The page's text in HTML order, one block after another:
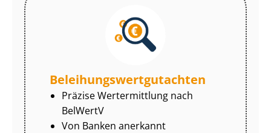
Be­lei­hungs­wert­gut­ach­ten
Präzise Wertermittlung nach
BelWertV
Von Banken anerkannt